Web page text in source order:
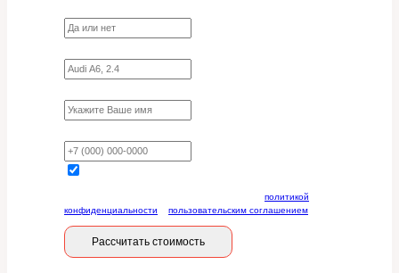
политикой
конфиденциальности
пользовательским соглашением
Рассчитать стоимость